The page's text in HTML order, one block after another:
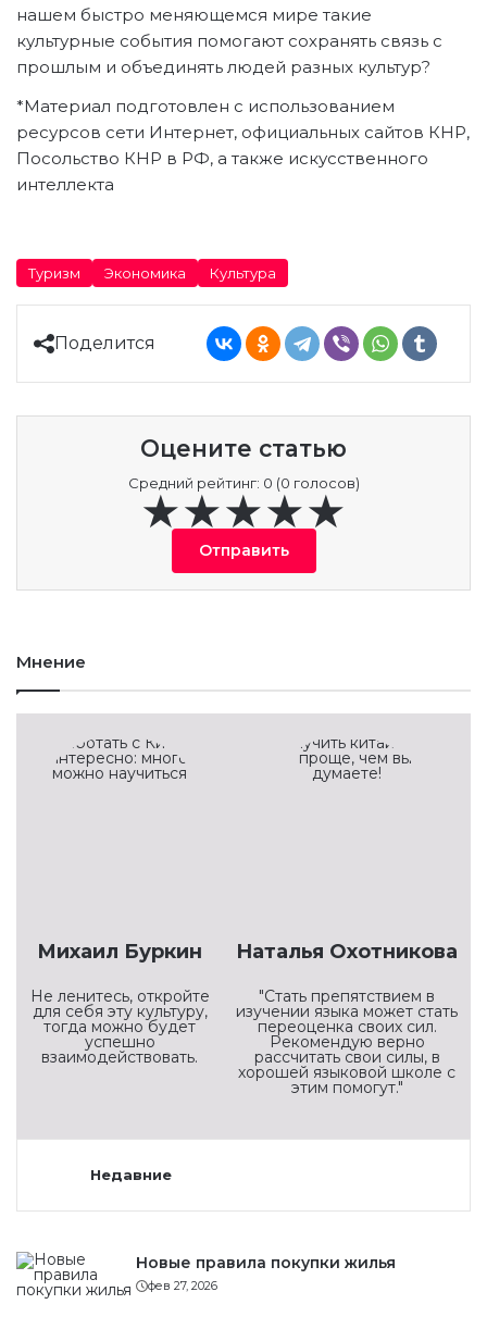
нашем быстро меняющемся мире такие
культурные события помогают сохранять связь с
прошлым и объединять людей разных культур?
*Материал подготовлен с использованием
ресурсов сети Интернет, официальных сайтов КНР,
Посольство КНР в РФ, а также искусственного
интеллекта
Туризм Экономика Культура
Поделится
Оцените статью
Средний рейтинг: 0 (0 голосов)
Отправить
Мнение
Михаил Буркин
Не ленитесь, откройте
для себя эту культуру,
тогда можно будет
успешно
взаимодействовать.
Наталья Охотникова
"Стать препятствием в
изучении языка может стать
переоценка своих сил.
Рекомендую верно
рассчитать свои силы, в
хорошей языковой школе с
этим помогут."
Недавние
Новые правила покупки жилья
фев 27, 2026